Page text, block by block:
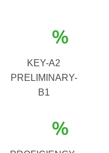
%
KEY-A2
PRELIMINARY-
B1
%